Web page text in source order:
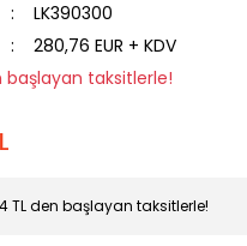
LK390300
280,76 EUR + KDV
başlayan taksitlerle!
TL den başlayan taksitlerle!